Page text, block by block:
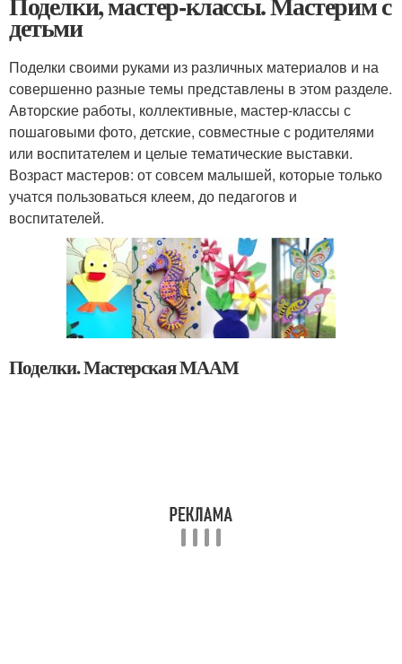
детьми
Поделки своими руками из различных материалов и на
совершенно разные темы представлены в этом разделе.
Авторские работы, коллективные, мастер-классы с
пошаговыми фото, детские, совместные с родителями
или воспитателем и целые тематические выставки.
Возраст мастеров: от совсем малышей, которые только
учатся пользоваться клеем, до педагогов и
воспитателей.
Поделки. Мастерская МААМ